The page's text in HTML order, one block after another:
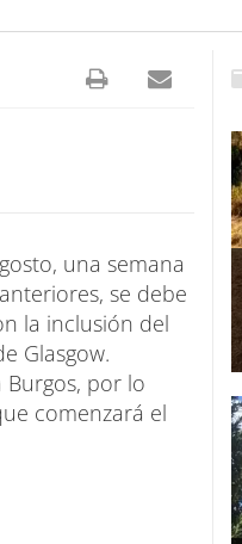
una semana
se debe
la inclusión del
Glasgow.
por lo
comenzará el